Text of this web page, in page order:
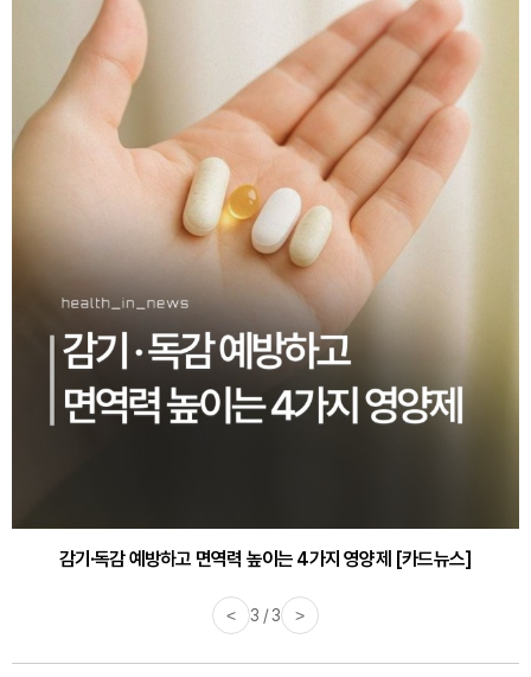
감기·독감 예방하고 면역력 높이는 4가지 영양제 [카드뉴스]
< 3 / 3 >